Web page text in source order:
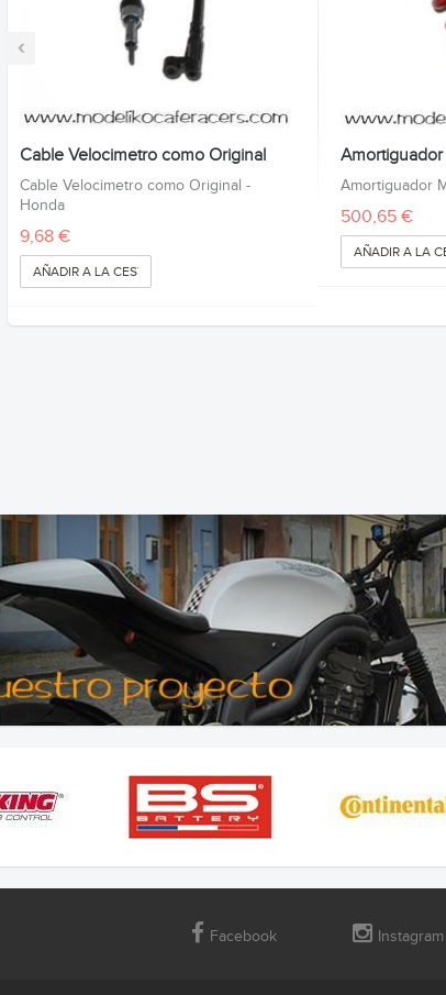
‹
Cable Velocimetro como Original
Cable Velocimetro como Original -
Honda
9,68 €
AÑADIR A LA CESTA
Amortiguador
500,65 €
AÑADIR A LA
Facebook Instagram